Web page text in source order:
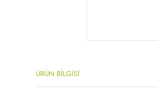
ÜRÜN BİLGİSİ